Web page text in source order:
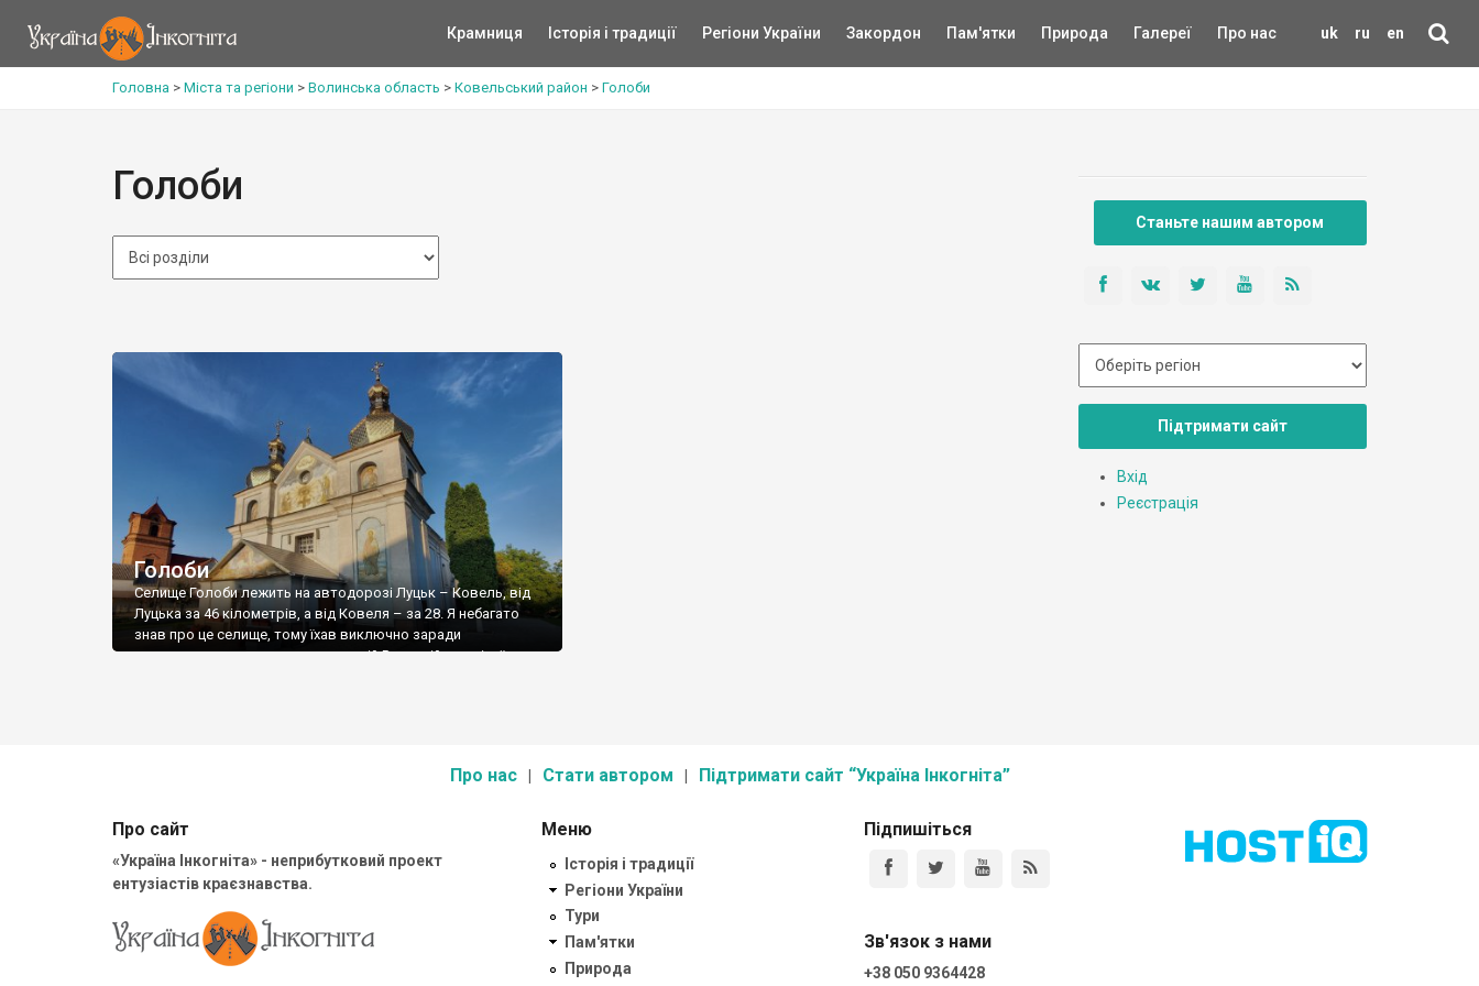
uk ru en
Крамниця Історія і традиції Регіони України Закордон Пам'ятки Природа Галереї Про нас
Головна > Міста та регіони > Волинська область > Ковельський район > Голоби
Голоби
Голоби
Селище Голоби лежить на автодорозі Луцьк – Ковель, від
Луцька за 46 кілометрів, а від Ковеля – за 28. Я небагато
знав про це селище, тому їхав виключно заради
католицьких скульптур на колишній Ринковій площі – їх я
Станьте нашим автором
Підтримати сайт
Вхід
Реєстрація
Про нас Стати автором Підтримати сайт “Україна Інкогніта”
Про сайт
«Україна Інкогніта» - неприбутковий проект
ентузіастів краєзнавства.
Меню
Історія і традиції
Регіони України
Тури
Пам'ятки
Природа
Підпишіться
Зв'язок з нами
+38 050 9364428